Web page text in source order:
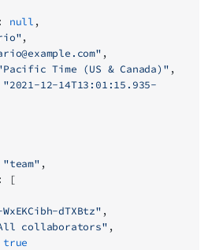
: null ,
,
" ,
Time (US & Canada)" ,
"2021-12-14T13:01:15.935-
"team" ,
: [
WxEKCibh-dTXBtz" ,
collaborators" ,
true